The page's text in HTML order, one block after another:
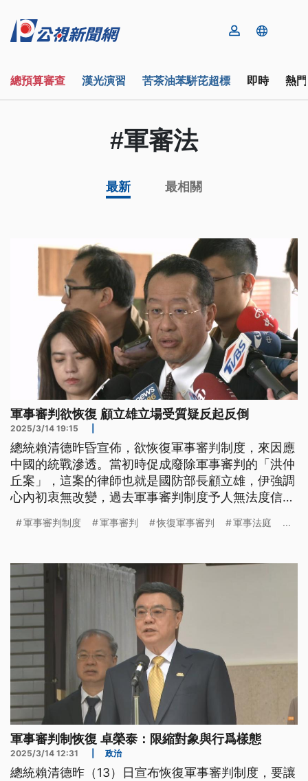
總預算審查 漢光演習 苦茶油苯駢芘超標 即時 熱
#軍審法
最新 最相關
軍事審判欲恢復 顧立雄立場受質疑反起反倒
2025/3/14 19:15
總統賴清德昨昏宣佈，欲恢復軍事審判制度，來因應
中國的統戰滲透。當初時促成廢除軍事審判的「洪仲
丘案」，這案的律師也就是國防部長顧立雄，伊強調
心內初衷無改變，過去軍事審判制度予人無法度信
泰也強調，軍事審判已經和過去無仝，相關配套會一
軍事審判制度 軍事審判 恢復軍事審判 軍事法庭 ...
軍事審判制恢復 卓榮泰：限縮對象與行爲樣態
2025/3/14 12:31 政治
總統賴清德昨（13）日宣布恢復軍事審判制度，要讓